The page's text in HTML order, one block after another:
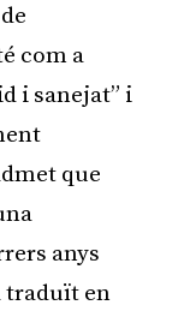
com a
i sanejat” i
que
anys
traduït en